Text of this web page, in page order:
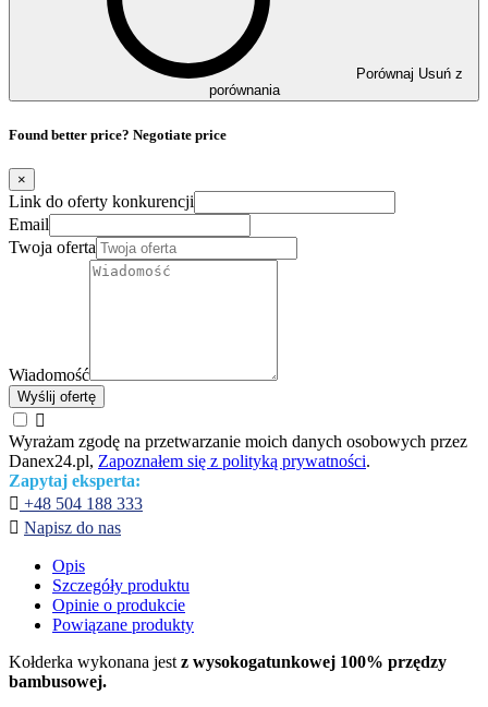
Porównaj Usuń z
porównania
Found better price? Negotiate price
×
Link do oferty konkurencji
Email
Twoja oferta
Wiadomość
Wyślij ofertę

Wyrażam zgodę na przetwarzanie moich danych osobowych przez
Danex24.pl, Zapoznałem się z polityką prywatności.
Zapytaj eksperta:
 +48 504 188 333
 Napisz do nas
Opis
Szczegóły produktu
Opinie o produkcie
Powiązane produkty
Kołderka wykonana jest z wysokogatunkowej 100% przędzy
bambusowej.